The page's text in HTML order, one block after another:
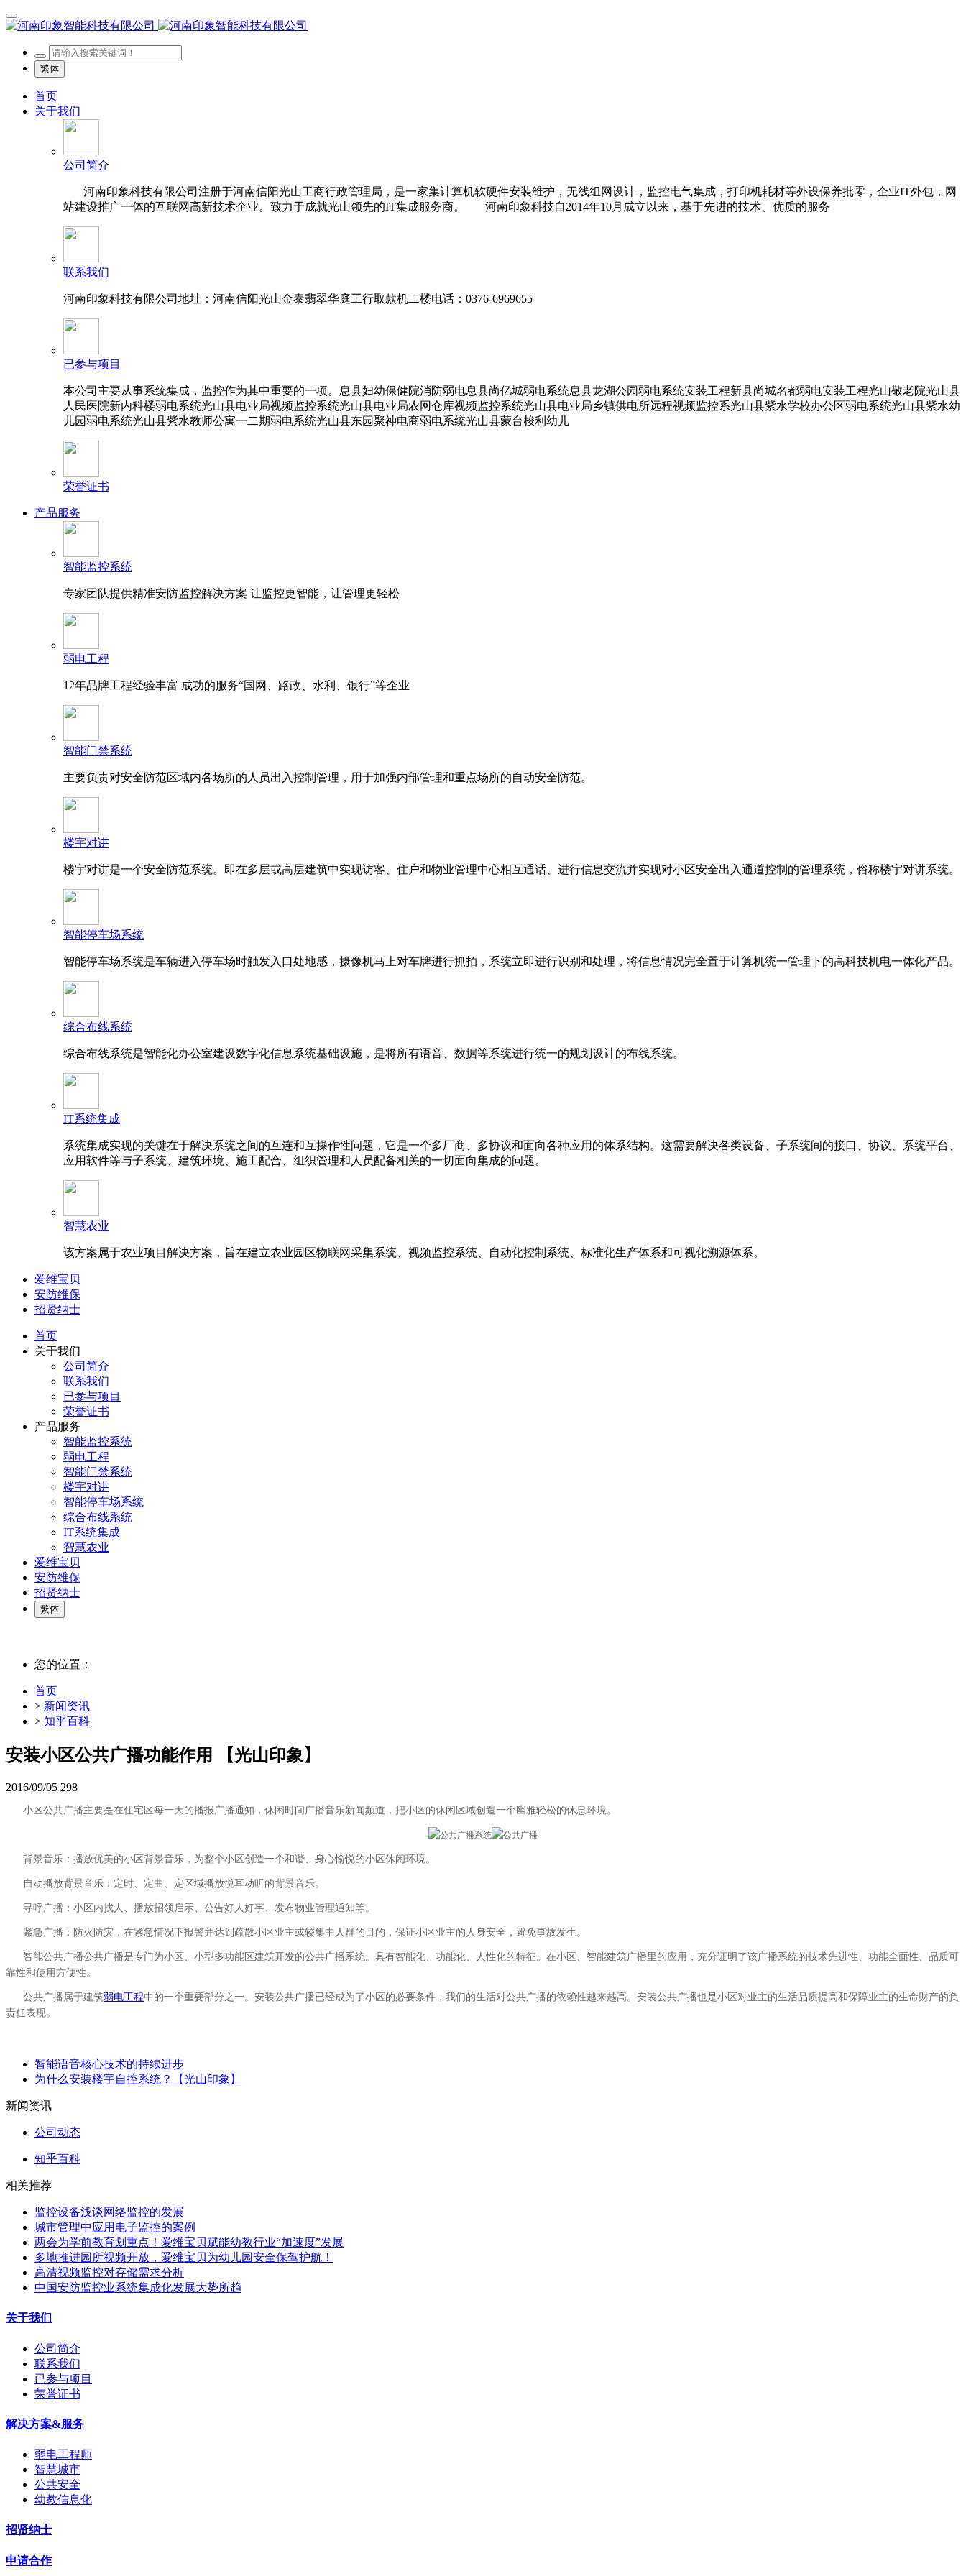
繁体
首页
关于我们
公司简介
河南印象科技有限公司注册于河南信阳光山工商行政管理局，是一家集计算机软硬件安装维护，无线组网设计，监控电气集成，打印机耗材等外设保养批零，企业IT外包，网
站建设推广一体的互联网高新技术企业。致力于成就光山领先的IT集成服务商。 河南印象科技自2014年10月成立以来，基于先进的技术、优质的服务
联系我们
河南印象科技有限公司地址：河南信阳光山金泰翡翠华庭工行取款机二楼电话：0376-6969655
已参与项目
本公司主要从事系统集成，监控作为其中重要的一项。息县妇幼保健院消防弱电息县尚亿城弱电系统息县龙湖公园弱电系统安装工程新县尚城名都弱电安装工程光山敬老院光山县
人民医院新内科楼弱电系统光山县电业局视频监控系统光山县电业局农网仓库视频监控系统光山县电业局乡镇供电所远程视频监控系光山县紫水学校办公区弱电系统光山县紫水幼
儿园弱电系统光山县紫水教师公寓一二期弱电系统光山县东园聚神电商弱电系统光山县蒙台梭利幼儿
荣誉证书
产品服务
智能监控系统
专家团队提供精准安防监控解决方案 让监控更智能，让管理更轻松
弱电工程
12年品牌工程经验丰富 成功的服务“国网、路政、水利、银行”等企业
智能门禁系统
主要负责对安全防范区域内各场所的人员出入控制管理，用于加强内部管理和重点场所的自动安全防范。
楼宇对讲
楼宇对讲是一个安全防范系统。即在多层或高层建筑中实现访客、住户和物业管理中心相互通话、进行信息交流并实现对小区安全出入通道控制的管理系统，俗称楼宇对讲系统。
智能停车场系统
智能停车场系统是车辆进入停车场时触发入口处地感，摄像机马上对车牌进行抓拍，系统立即进行识别和处理，将信息情况完全置于计算机统一管理下的高科技机电一体化产品。
综合布线系统
综合布线系统是智能化办公室建设数字化信息系统基础设施，是将所有语音、数据等系统进行统一的规划设计的布线系统。
IT系统集成
系统集成实现的关键在于解决系统之间的互连和互操作性问题，它是一个多厂商、多协议和面向各种应用的体系结构。这需要解决各类设备、子系统间的接口、协议、系统平台、
应用软件等与子系统、建筑环境、施工配合、组织管理和人员配备相关的一切面向集成的问题。
智慧农业
该方案属于农业项目解决方案，旨在建立农业园区物联网采集系统、视频监控系统、自动化控制系统、标准化生产体系和可视化溯源体系。
爱维宝贝
安防维保
招贤纳士
首页
关于我们
公司简介
联系我们
已参与项目
荣誉证书
产品服务
智能监控系统
弱电工程
智能门禁系统
楼宇对讲
智能停车场系统
综合布线系统
IT系统集成
智慧农业
爱维宝贝
安防维保
招贤纳士
繁体
您的位置：
首页
> 新闻资讯
> 知乎百科
安装小区公共广播功能作用 【光山印象】
2016/09/05 298
小区公共广播主要是在住宅区每一天的播报广播通知，休闲时间广播音乐新闻频道，把小区的休闲区域创造一个幽雅轻松的休息环境。
背景音乐：播放优美的小区背景音乐，为整个小区创造一个和谐、身心愉悦的小区休闲环境。
自动播放背景音乐：定时、定曲、定区域播放悦耳动听的背景音乐。
寻呼广播：小区内找人、播放招领启示、公告好人好事、发布物业管理通知等。
紧急广播：防火防灾，在紧急情况下报警并达到疏散小区业主或较集中人群的目的，保证小区业主的人身安全，避免事故发生。
智能公共广播公共广播是专门为小区、小型多功能区建筑开发的公共广播系统。具有智能化、功能化、人性化的特征。在小区、智能建筑广播里的应用，充分证明了该广播系统的技术先进性、功能全面性、品质可
靠性和使用方便性。
公共广播属于建筑弱电工程中的一个重要部分之一。安装公共广播已经成为了小区的必要条件，我们的生活对公共广播的依赖性越来越高。安装公共广播也是小区对业主的生活品质提高和保障业主的生命财产的负
责任表现。
智能语音核心技术的持续进步
为什么安装楼宇自控系统？【光山印象】
新闻资讯
公司动态
知乎百科
相关推荐
监控设备浅谈网络监控的发展
城市管理中应用电子监控的案例
两会为学前教育划重点！爱维宝贝赋能幼教行业“加速度”发展
多地推进园所视频开放，爱维宝贝为幼儿园安全保驾护航！
高清视频监控对存储需求分析
中国安防监控业系统集成化发展大势所趋
关于我们
公司简介
联系我们
已参与项目
荣誉证书
解决方案&服务
弱电工程师
智慧城市
公共安全
幼教信息化
招贤纳士
申请合作